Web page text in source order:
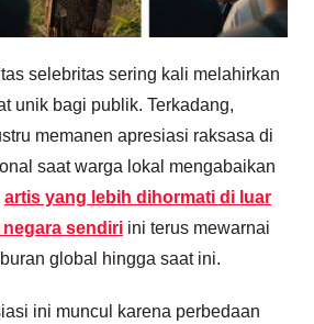
selebritas sering kali melahirkan
unik bagi publik. Terkadang,
memanen apresiasi raksasa di
saat warga lokal mengabaikan
artis yang lebih dihormati di luar
sendiri ini terus mewarnai
global hingga saat ini.
ini muncul karena perbedaan